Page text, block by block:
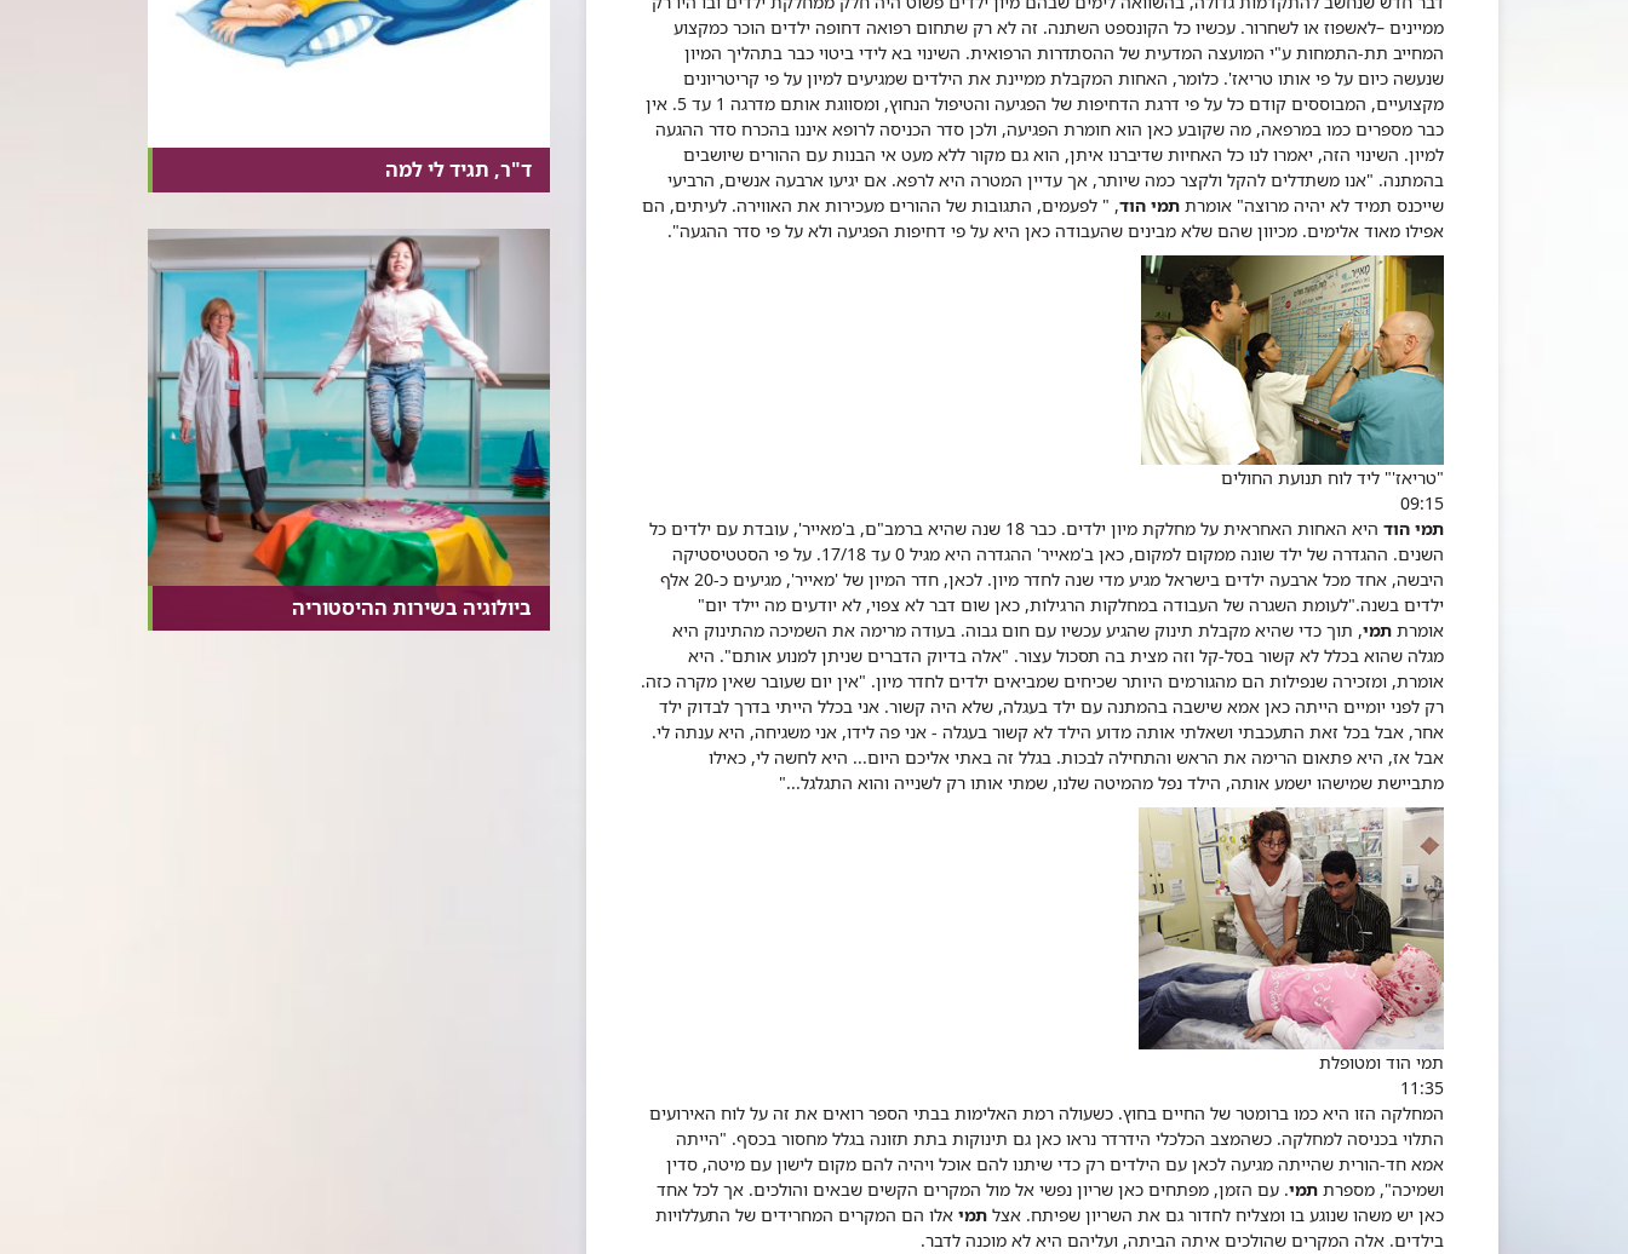
ממיינים –לאשפוז או לשחרור. עכשיו כל הקונספט השתנה. זה לא רק שתחום רפואה דחופה ילדים הוכר כמקצוע
המחייב תת-התמחות ע"י המועצה המדעית של ההסתדרות הרפואית. השינוי בא לידי ביטוי כבר בתהליך המיון
שנעשה כיום על פי אותו טריאז'. כלומר, האחות המקבלת ממיינת את הילדים שמגיעים למיון על פי קריטריונים
מקצועיים, המבוססים קודם כל על פי דרגת הדחיפות של הפגיעה והטיפול הנחוץ, ומסווגת אותם מדרגה 1 עד 5. אין
כבר מספרים כמו במרפאה, מה שקובע כאן הוא חומרת הפגיעה, ולכן סדר הכניסה לרופא איננו בהכרח סדר ההגעה
למיון. השינוי הזה, יאמרו לנו כל האחיות שדיברנו איתן, הוא גם מקור ללא מעט אי הבנות עם ההורים שיושבים
בהמתנה. "אנו משתדלים להקל ולקצר כמה שיותר, אך עדיין המטרה היא לרפא. אם יגיעו ארבעה אנשים, הרביעי
שייכנס תמיד לא יהיה מרוצה" אומרת תמי הוד, " לפעמים, התגובות של ההורים מעכירות את האווירה. לעיתים, הם
אפילו מאוד אלימים. מכיוון שהם שלא מבינים שהעבודה כאן היא על פי דחיפות הפגיעה ולא על פי סדר ההגעה".
"טריאז'" ליד לוח תנועת החולים
09:15
תמי הוד
היא האחות האחראית על מחלקת מיון ילדים. כבר 18 שנה שהיא ברמב"ם, ב'מאייר', עובדת עם ילדים כל
השנים. ההגדרה של ילד שונה ממקום למקום, כאן ב'מאייר' ההגדרה היא מגיל 0 עד 17/18. על פי הסטטיסטיקה
היבשה, אחד מכל ארבעה ילדים בישראל מגיע מדי שנה לחדר מיון. לכאן, חדר המיון של 'מאייר', מגיעים כ-20 אלף
ילדים בשנה."לעומת השגרה של העבודה במחלקות הרגילות, כאן שום דבר לא צפוי, לא יודעים מה יילד יום"
אומרת תמי, תוך כדי שהיא מקבלת תינוק שהגיע עכשיו עם חום גבוה. בעודה מרימה את השמיכה מהתינוק היא
מגלה שהוא בכלל לא קשור בסל-קל וזה מצית בה תסכול עצור. "אלה בדיוק הדברים שניתן למנוע אותם". היא
אומרת, ומזכירה שנפילות הם מהגורמים היותר שכיחים שמביאים ילדים לחדר מיון. "אין יום שעובר שאין מקרה כזה.
רק לפני יומיים הייתה כאן אמא שישבה בהמתנה עם ילד בעגלה, שלא היה קשור. אני בכלל הייתי בדרך לבדוק ילד
אחר, אבל בכל זאת התעכבתי ושאלתי אותה מדוע הילד לא קשור בעגלה - אני פה לידו, אני משגיחה, היא ענתה לי.
אבל אז, היא פתאום הרימה את הראש והתחילה לבכות. בגלל זה באתי אליכם היום... היא לחשה לי, כאילו
מתביישת שמישהו ישמע אותה, הילד נפל מהמיטה שלנו, שמתי אותו רק לשנייה והוא התגלגל..."
תמי הוד ומטופלת
11:35
המחלקה הזו היא כמו ברומטר של החיים בחוץ. כשעולה רמת האלימות בבתי הספר רואים את זה על לוח האירועים
התלוי בכניסה למחלקה. כשהמצב הכלכלי הידרדר נראו כאן גם תינוקות בתת תזונה בגלל מחסור בכסף. "הייתה
אמא חד-הורית שהייתה מגיעה לכאן עם הילדים רק כדי שיתנו להם אוכל ויהיה להם מקום לישון עם מיטה, סדין
ושמיכה", מספרת תמי. עם הזמן, מפתחים כאן שריון נפשי אל מול המקרים הקשים שבאים והולכים. אך לכל אחד
כאן יש משהו שנוגע בו ומצליח לחדור גם את השריון שפיתח. אצל תמי אלו הם המקרים המחרידים של התעללויות
בילדים. אלה המקרים שהולכים איתה הביתה, ועליהם היא לא מוכנה לדבר.
ד"ר, תגיד לי למה
ביולוגיה בשירות ההיסטוריה